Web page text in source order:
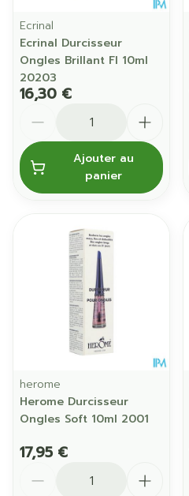
Ecrinal
Ecrinal Durcisseur
Ongles Brillant Fl 10ml
20203
16,30 €
Ajouter au
panier
herome
Herome Durcisseur
Ongles Soft 10ml 2001
17,95 €